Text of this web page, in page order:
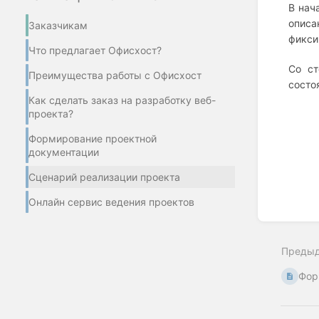
Заказчикам
Что предлагает Офисхост?
Преимущества работы с Офисхост
Как сделать заказ на разработку веб-
проекта?
Формирование проектной
документации
Сценарий реализации проекта
Онлайн сервис ведения проектов
В
Со